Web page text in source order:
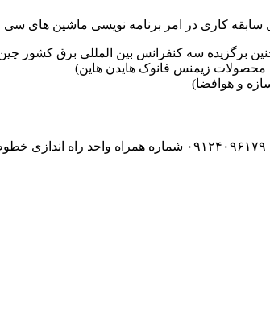
برگزیده سه کنفرانس بین المللی برق کشور چین
زیمنس فانوک هایدن هاین)
و هوافضا)